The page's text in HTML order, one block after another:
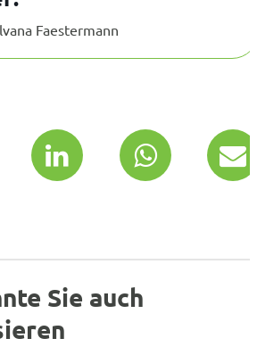
Faestermann
Sie auch